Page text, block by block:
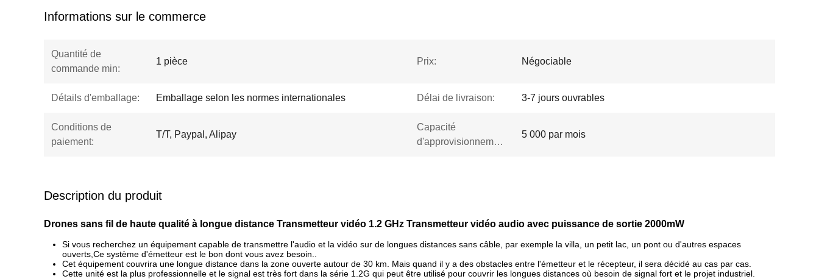
Informations sur le commerce
Quantité de
commande min:
1 pièce Prix: Négociable
Détails d'emballage: Emballage selon les normes internationales Délai de livraison: 3-7 jours ouvrables
Conditions de
paiement:
T/T, Paypal, Alipay
Capacité
d'approvisionnement:
5 000 par mois
Description du produit
Drones sans fil de haute qualité à longue distance Transmetteur vidéo 1.2 GHz Transmetteur vidéo audio avec puissance de sortie 2000mW
Si vous recherchez un équipement capable de transmettre l'audio et la vidéo sur de longues distances sans câble, par exemple la villa, un petit lac, un pont ou d'autres espaces
ouverts,Ce système d'émetteur est le bon dont vous avez besoin..
Cet équipement couvrira une longue distance dans la zone ouverte autour de 30 km. Mais quand il y a des obstacles entre l'émetteur et le récepteur, il sera décidé au cas par cas.
Cette unité est la plus professionnelle et le signal est très fort dans la série 1.2G qui peut être utilisé pour couvrir les longues distances où besoin de signal fort et le projet industriel.